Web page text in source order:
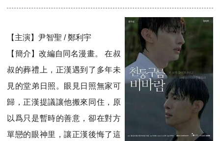
【主演】尹智聖 / 鄭利宇
【簡介】改編自同名漫畫。 在叔
叔的葬禮上，正漢遇到了多年未
見的堂弟日照。眼見日照無家可
歸，正漢提議讓他搬來同住，原
以爲只是暫時的善意，卻在對方
單戀的眼神里，讓正漢後悔了這